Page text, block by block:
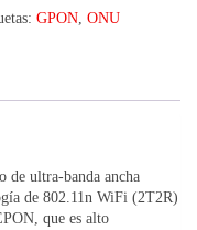
GPON, ONU
de ultra-banda ancha
de 802.11n WiFi (2T2R)
que es alto